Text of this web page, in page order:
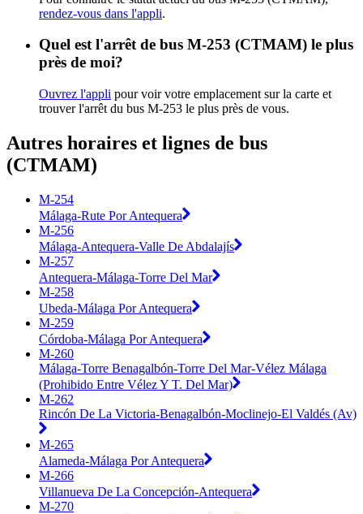
rendez-vous dans l'appli.
Quel est l'arrêt de bus M-253 (CTMAM) le plus
près de moi?
Ouvrez l'appli pour voir votre emplacement sur la carte et
trouver l'arrêt du bus M-253 le plus près de vous.
Autres horaires et lignes de bus
(CTMAM)
M-254
Málaga-Rute Por Antequera
M-256
Málaga-Antequera-Valle De Abdalajís
M-257
Antequera-Málaga-Torre Del Mar
M-258
Ubeda-Málaga Por Antequera
M-259
Córdoba-Málaga Por Antequera
M-260
Málaga-Torre Benagalbón-Torre Del Mar-Vélez Málaga
(Prohibido Entre Vélez Y T. Del Mar)
M-262
Rincón De La Victoria-Benagalbón-Moclinejo-El Valdés (Av)
M-265
Alameda-Málaga Por Antequera
M-266
Villanueva De La Concepción-Antequera
M-270